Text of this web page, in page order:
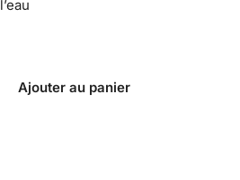
Ajouter au panier